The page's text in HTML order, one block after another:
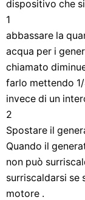
dispositivo che
1
abbassare la
acqua per i
chiamato
farlo mettendo
invece di un
2
Spostare il
Quando il
non può
surriscaldarsi se
motore .